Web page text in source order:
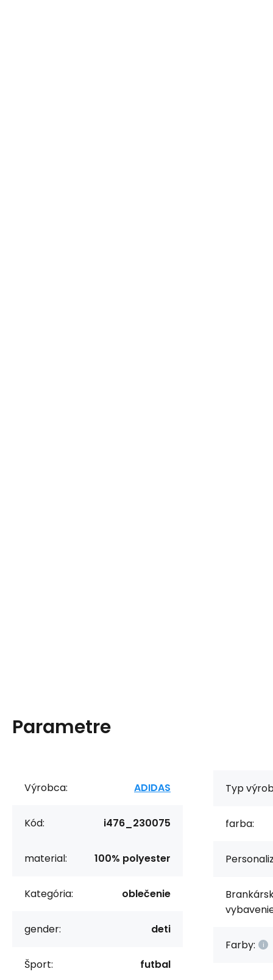
Parametre
Výrobca: ADIDAS
Kód: i476_230075
material: 100% polyester
Kategória: oblečenie
gender: deti
Šport: futbal
Typ
farba:
Farby: